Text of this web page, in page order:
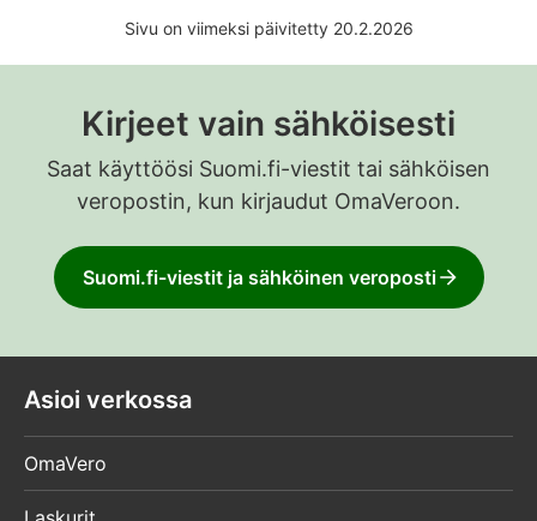
Sivu on viimeksi päivitetty 20.2.2026
Kirjeet vain sähköisesti
Saat käyttöösi Suomi.fi-viestit tai sähköisen
veropostin, kun kirjaudut OmaVeroon.
Suomi.fi-viestit ja sähköinen veroposti
Asioi verkossa
OmaVero